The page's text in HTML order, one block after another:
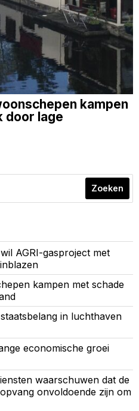
kampen
door lage
Zoeken
AGRI-gasproject met
kampen met schade
in luchthaven
economische groei
waarschuwen dat de
onvoldoende zijn om